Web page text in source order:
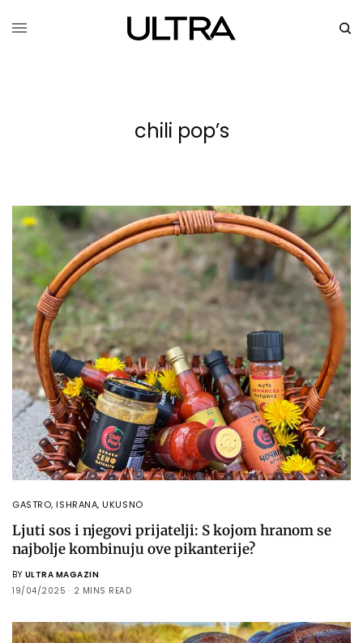
chili pop’s
GASTRO,ISHRANA,UKUSNO
Ljuti sos i njegovi prijatelji: S kojom hranom se
najbolje kombinuju ove pikanterije?
BY ULTRA MAGAZIN
19/04/2025
2 MINS READ